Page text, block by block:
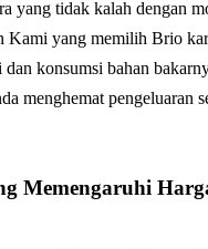
yang tidak kalah dengan
Kami yang memilih Brio
konsumsi bahan
menghemat pengeluaran
Memengaruhi